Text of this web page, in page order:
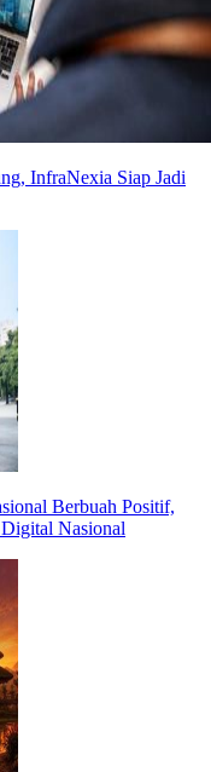
InfraNexia Siap Jadi
Berbuah Positif,
Nasional